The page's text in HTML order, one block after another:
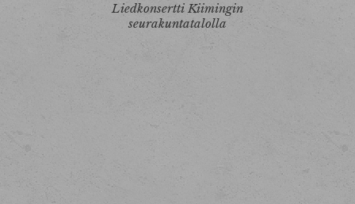
Liedkonsertti Kiimingin
seurakuntatalolla